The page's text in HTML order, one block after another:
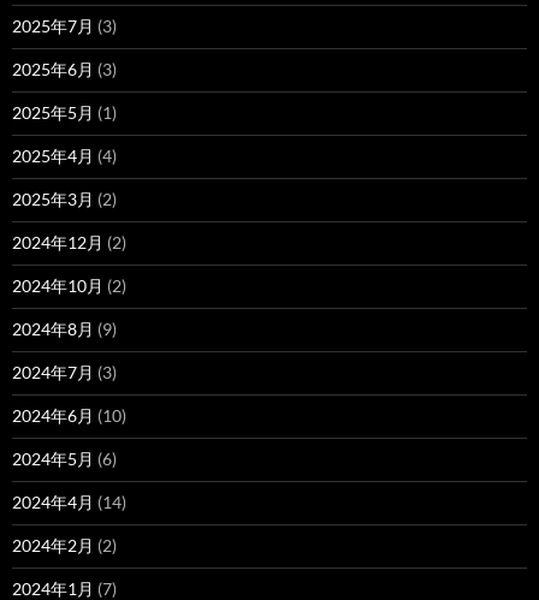
2025年7月 (3)
2025年6月 (3)
2025年5月 (1)
2025年4月 (4)
2025年3月 (2)
2024年12月 (2)
2024年10月 (2)
2024年8月 (9)
2024年7月 (3)
2024年6月 (10)
2024年5月 (6)
2024年4月 (14)
2024年2月 (2)
2024年1月 (7)